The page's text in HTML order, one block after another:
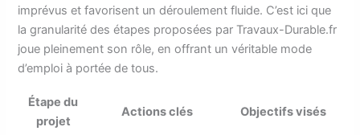
imprévus et favorisent un déroulement fluide. C’est ici que
la granularité des étapes proposées par Travaux-Durable.fr
joue pleinement son rôle, en offrant un véritable mode
d’emploi à portée de tous.
Étape du
projet
Actions clés Objectifs visés